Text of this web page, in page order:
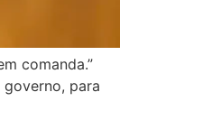
comanda.”
para